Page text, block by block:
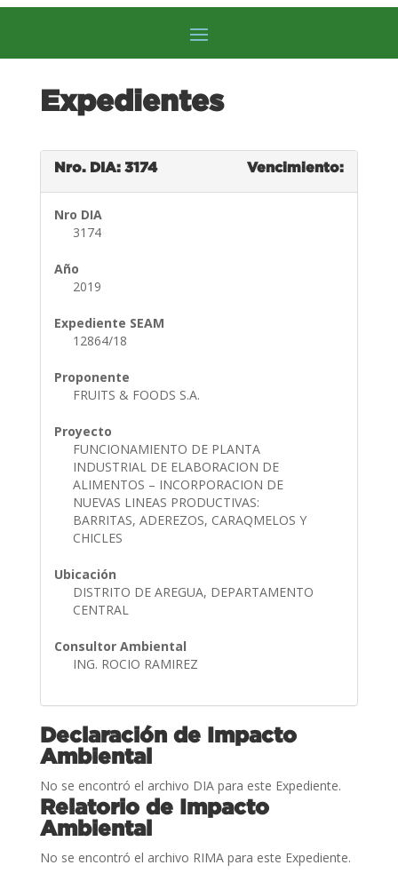
Expedientes
Nro. DIA: 3174 Vencimiento:
Nro DIA
3174
Año
2019
Expediente SEAM
12864/18
Proponente
FRUITS & FOODS S.A.
Proyecto
FUNCIONAMIENTO DE PLANTA
INDUSTRIAL DE ELABORACION DE
ALIMENTOS – INCORPORACION DE
NUEVAS LINEAS PRODUCTIVAS:
BARRITAS, ADEREZOS, CARAQMELOS Y
CHICLES
Ubicación
DISTRITO DE AREGUA, DEPARTAMENTO
CENTRAL
Consultor Ambiental
ING. ROCIO RAMIREZ
Declaración de Impacto
Ambiental
No se encontró el archivo DIA para este Expediente.
Relatorio de Impacto
Ambiental
No se encontró el archivo RIMA para este Expediente.